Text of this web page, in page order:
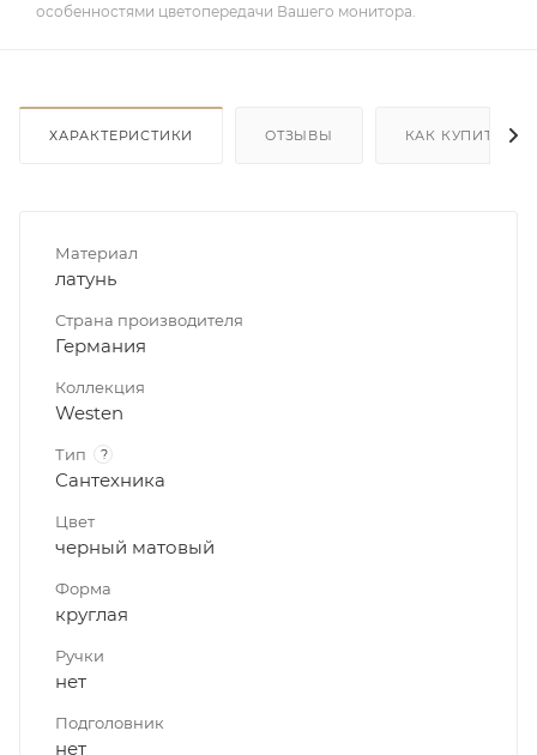
особенностями цветопередачи Вашего монитора.
ХАРАКТЕРИСТИКИ ОТЗЫВЫ КАК КУПИТЬ
Материал
латунь
Страна производителя
Германия
Коллекция
Westen
Тип ?
Сантехника
Цвет
черный матовый
Форма
круглая
Ручки
нет
Подголовник
нет